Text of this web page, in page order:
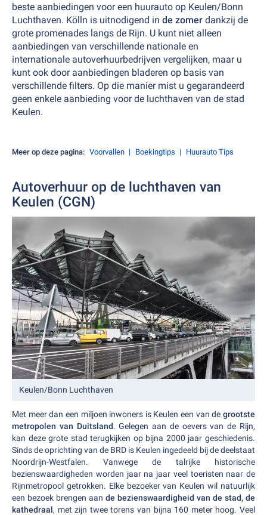
beste aanbiedingen voor een huurauto op Keulen/Bonn
Luchthaven. Kölln is uitnodigend in de zomer dankzij de
grote promenades langs de Rijn. U kunt niet alleen
aanbiedingen van verschillende nationale en
internationale autoverhuurbedrijven vergelijken, maar u
kunt ook door aanbiedingen bladeren op basis van
verschillende filters. Op die manier mist u gegarandeerd
geen enkele aanbieding voor de luchthaven van de stad
Keulen.
Meer op deze pagina: Voorvallen Boekingtips Huurauto Tips
Autoverhuur op de luchthaven van
Keulen (CGN)
Keulen/Bonn Luchthaven
Met meer dan een miljoen inwoners is Keulen een van de grootste
metropolen van Duitsland. Gelegen aan de oevers van de Rijn,
kan deze grote stad terugkijken op bijna 2000 jaar geschiedenis.
Sinds de oprichting van de BRD is Keulen ingedeeld bij de deelstaat
Noordrijn-Westfalen. Vanwege de talrijke historische
bezienswaardigheden worden jaar na jaar veel toeristen naar de
Rijnmetropool getrokken. Elke bezoeker van Keulen wil natuurlijk
een bezoek brengen aan de bezienswaardigheid van de stad, de
kathedraal, met zijn twee torens van bijna 160 meter hoog. Veel